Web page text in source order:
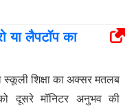
या लैपटॉप का
शिक्षा का अक्सर मतलब
दूसरे मॉनिटर अनुभव की